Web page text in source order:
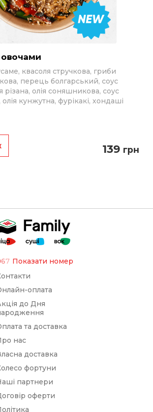
овочами
квасоля стручкова, гриби
перець болгарський, соус
різана, олія соняшникова, соус
олія кунжутна, фурікакі, хондаші
139 грн
67 Показати номер
оплата
до Дня
та доставка
нас
доставка
фортуни
партнери
оферти